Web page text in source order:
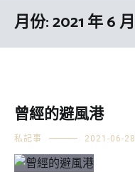
月份:2021 年 6 月
曾經的避風港
私記事 2021-06-28